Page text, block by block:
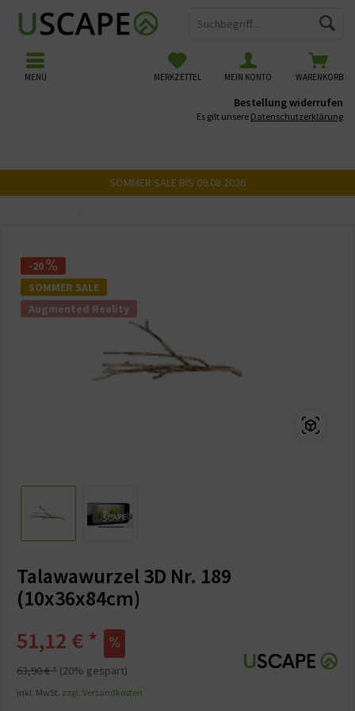
WARENKORB
MERKZETTEL MEIN KONTO
MENÜ
Bestellung widerrufen
Es gilt unsere Datenschutzerklärung
SOMMER SALE BIS 09.08.2026
-20
SOMMER SALE
Augmented Reality
Talawawurzel 3D Nr. 189
(10x36x84cm)
51,12 € *
63,90 € * (20% gespart)
inkl. MwSt. zzgl. Versandkosten